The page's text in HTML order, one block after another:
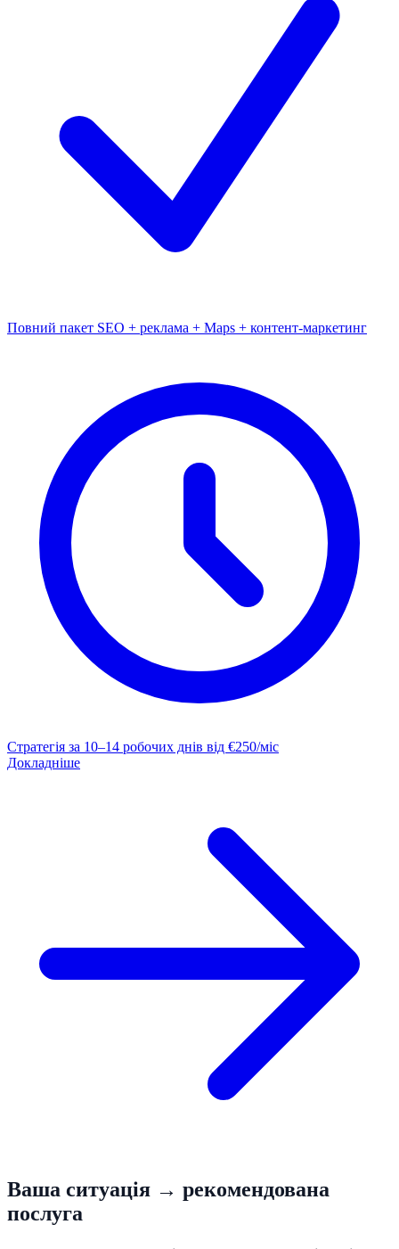
Повний пакет SEO + реклама + Maps + контент-маркетинг
Стратегія за 10–14 робочих днів від €250/міс
Докладніше
Ваша ситуація → рекомендована
послуга